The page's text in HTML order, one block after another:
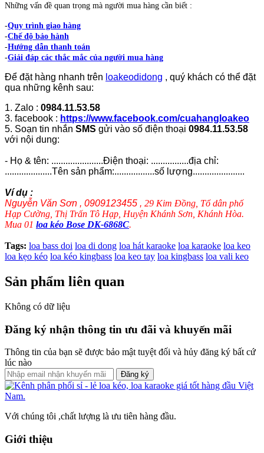
Những vấn đề quan trọng mà người mua hàng cần biết :
-Quy trình giao hàng
-Chế độ bảo hành
-Hướng dẫn thanh toán
-Giải đáp các thắc mắc của người mua hàng
Để đặt hàng nhanh trên loakeodidong , quý khách có thể đặt
qua những kênh sau:
1. Zalo : 0984.11.53.58
3. facebook : https://www.facebook.com/cuahangloakeo
5. Soạn tin nhắn SMS gửi vào số điện thoại 0984.11.53.58
với nội dung:
- Họ & tên: ......................Điện thoại: ................địa chỉ:
....................Tên sản phẩm:.................số lượng......................
Ví dụ :
Nguyễn Văn Sơn , 0909123455 , 29 Kim Đồng, Tổ dân phố
Hạp Cường, Thị Trấn Tô Hạp, Huyện Khánh Sơn, Khánh Hòa.
Mua 01 loa kéo Bose DK-6868C.
Tags: loa bass doi loa di dong loa hát karaoke loa karaoke loa keo
loa kẹo kéo loa kéo kingbass loa keo tay loa kingbass loa vali keo
Sản phẩm liên quan
Không có dữ liệu
Đăng ký nhận thông tin ưu đãi và khuyến mãi
Thông tin của bạn sẽ được bảo mật tuyệt đối và hủy đăng ký bất cứ
lúc nào
Đăng ký
Với chúng tôi ,chất lượng là ưu tiên hàng đầu.
Giới thiệu